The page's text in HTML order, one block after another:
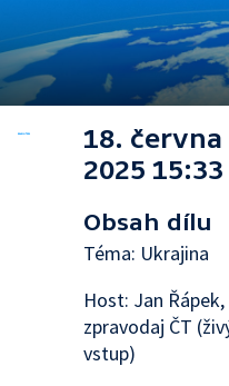
18. června
2025 15:33
Obsah dílu
Téma: Ukrajina
Host: Jan Řápek,
zpravodaj ČT
vstup)